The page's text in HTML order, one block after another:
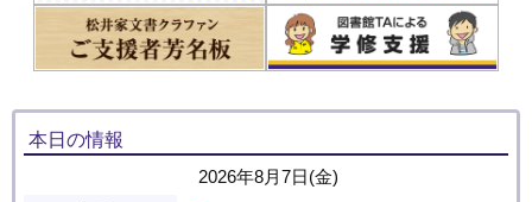
本日の情報
2026年8月7日(金)